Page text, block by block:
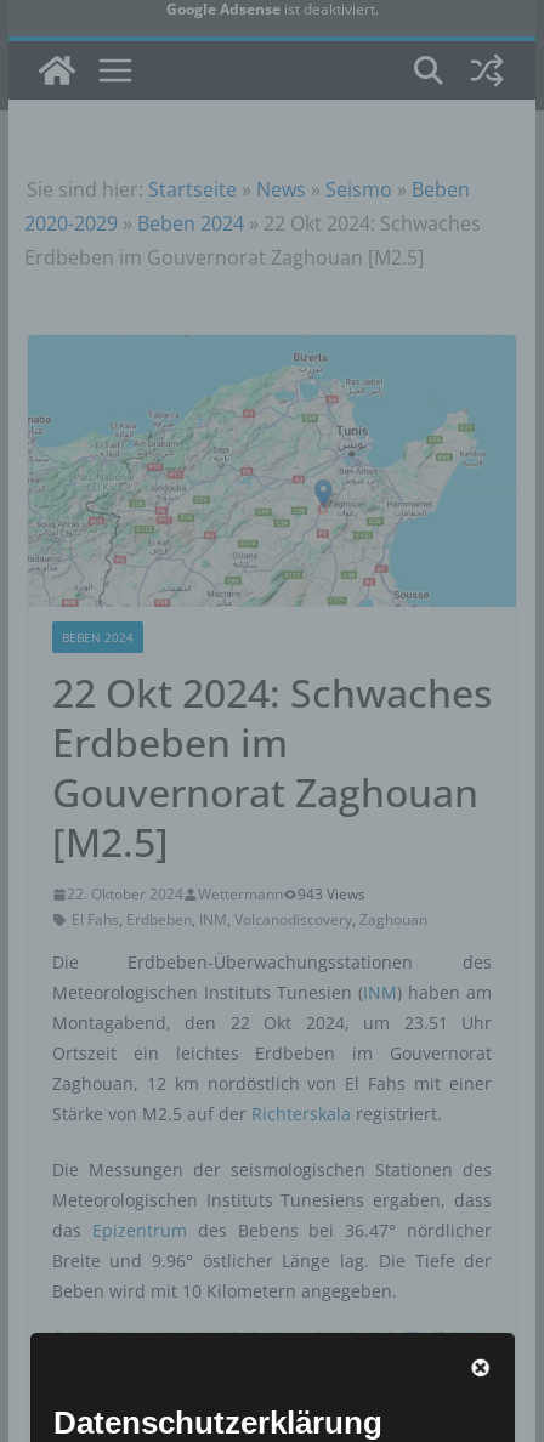
Google Adsenseist deaktiviert.
✓ Erlauben Datenschutzbedingungen
Sie sind hier: Startseite » News » Seismo » Beben
2020-2029 » Beben 2024» 22 Okt 2024: Schwaches
Erdbeben im Gouvernorat Zaghouan [M2.5]
BEBEN 2024
22 Okt 2024: Schwaches
Erdbeben im
Gouvernorat Zaghouan
[M2.5]
22. Oktober 2024 Wettermann
943 Views
El Fahs, Erdbeben, INM, Volcanodiscovery, Zaghouan
Die Erdbeben-Überwachungsstationen des
Meteorologischen Instituts Tunesien (INM) haben am
Montagabend, den 22 Okt 2024, um 23.51 Uhr
Ortszeit ein leichtes Erdbeben im Gouvernorat
Zaghouan, 12 km nordöstlich von El Fahs mit einer
Stärke von M2.5 auf der Richterskala registriert.
Die Messungen der seismologischen Stationen des
Meteorologischen Instituts Tunesiens ergaben, dass
das Epizentrum des Bebens bei 36.47° nördlicher
Breite und 9.96° östlicher Länge lag. Die Tiefe der
Beben wird mit 10 Kilometern angegeben.
Datenschutzerklärung